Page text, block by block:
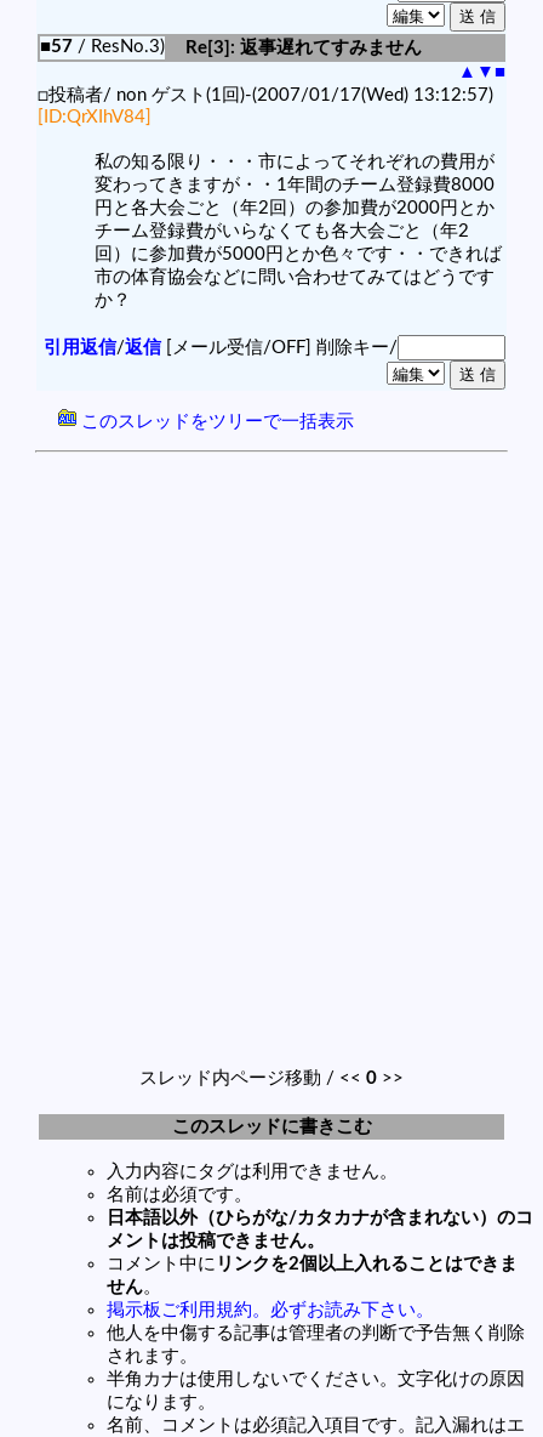
■57 / ResNo.3)
Re[3]: 返事遅れてすみません
▲ ▼ ■
□投稿者/ non ゲスト(1回)-(2007/01/17(Wed) 13:12:57)
[ID:QrXIhV84]
私の知る限り・・・市によってそれぞれの費用が
変わってきますが・・1年間のチーム登録費8000
円と各大会ごと（年2回）の参加費が2000円とか
チーム登録費がいらなくても各大会ごと（年2
回）に参加費が5000円とか色々です・・できれば
市の体育協会などに問い合わせてみてはどうです
か？
引用返信/返信[メール受信/OFF] 削除キー/
このスレッドをツリーで一括表示
スレッド内ページ移動 / << 0 >>
このスレッドに書きこむ
入力内容にタグは利用できません。
名前は必須です。
日本語以外（ひらがな/カタカナが含まれない）のコ
メントは投稿できません。
コメント中に リンクを2個以上入れることはできま
せん。
掲示板ご利用規約。必ずお読み下さい。
他人を中傷する記事は管理者の判断で予告無く削除
されます。
半角カナは使用しないでください。文字化けの原因
になります。
名前、コメントは必須記入項目です。記入漏れはエ